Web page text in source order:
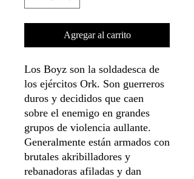
Agregar al carrito
Los Boyz son la soldadesca de
los ejércitos Ork. Son guerreros
duros y decididos que caen
sobre el enemigo en grandes
grupos de violencia aullante.
Generalmente están armados con
brutales akribilladores y
rebanadoras afiladas y dan